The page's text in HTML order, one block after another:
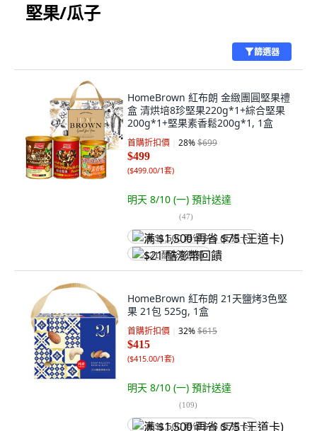
堅果/瓜子
篩選器
HomeBrown 紅布朗 金緻團圓堅果禮
盒 清烘培8珍堅果220g*1+綜合堅果
200g*1+堅果素香鬆200g*1, 1盒
首購折扣價 28%$699
$499
($499.00/1套)
明天 8/10 (一) 預計送達
(47)
满 $1,500 再省 $75 (王道卡)
$21 酷澎幣回饋
HomeBrown 紅布朗 21天鹽烤3色堅
果 21包 525g, 1盒
首購折扣價 32%$615
$415
($415.00/1套)
明天 8/10 (一) 預計送達
(109)
满 $1,500 再省 $75 (王道卡)